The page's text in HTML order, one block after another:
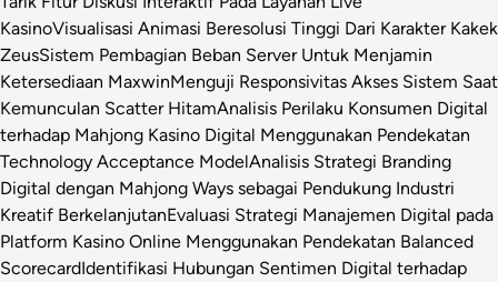
KasinoVisualisasi Animasi Beresolusi Tinggi Dari Karakter Kakek
ZeusSistem Pembagian Beban Server Untuk Menjamin
Ketersediaan MaxwinMenguji Responsivitas Akses Sistem Saat
Kemunculan Scatter HitamAnalisis Perilaku Konsumen Digital
terhadap Mahjong Kasino Digital Menggunakan Pendekatan
Technology Acceptance ModelAnalisis Strategi Branding
Digital dengan Mahjong Ways sebagai Pendukung Industri
Kreatif BerkelanjutanEvaluasi Strategi Manajemen Digital pada
Platform Kasino Online Menggunakan Pendekatan Balanced
ScorecardIdentifikasi Hubungan Sentimen Digital terhadap